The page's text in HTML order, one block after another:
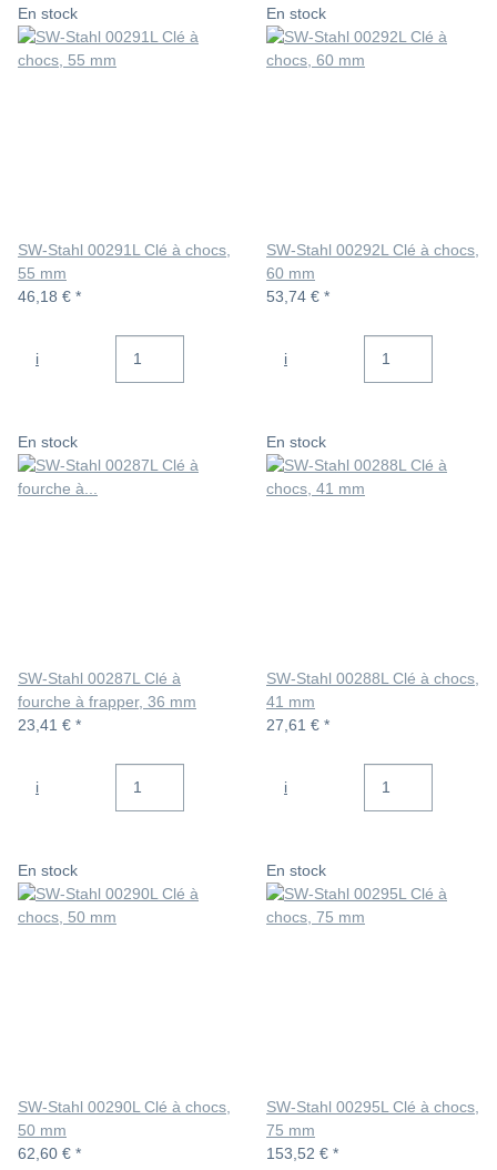
En stock
SW-Stahl 00291L Clé à chocs,
55 mm
46,18 € *
i
En stock
SW-Stahl 00292L Clé à chocs,
60 mm
53,74 € *
i
En stock
SW-Stahl 00287L Clé à
fourche à frapper, 36 mm
23,41 € *
i
En stock
SW-Stahl 00288L Clé à chocs,
41 mm
27,61 € *
i
En stock
SW-Stahl 00290L Clé à chocs,
50 mm
62,60 € *
En stock
SW-Stahl 00295L Clé à chocs,
75 mm
153,52 € *